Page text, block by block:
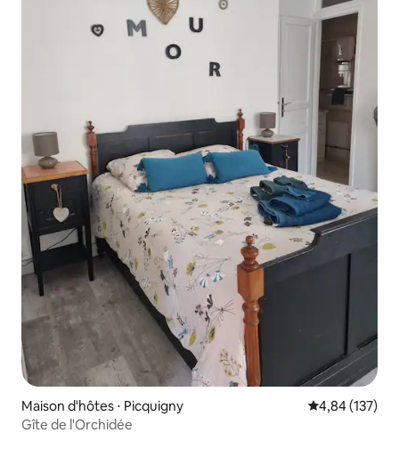
Maison d'hôtes ⋅ Picquigny Évaluation
4,84 (137)
Gîte de l'Orchidée